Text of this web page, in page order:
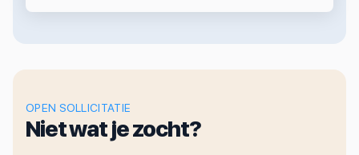
OPEN SOLLICITATIE
Niet wat je zocht?